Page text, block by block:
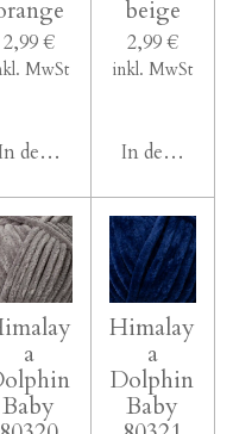
2,99 €
MwSt
den Warenkorb
beige
2,99 €
inkl. MwSt
In den
a
Baby
Himalay
a
Dolphin
Baby